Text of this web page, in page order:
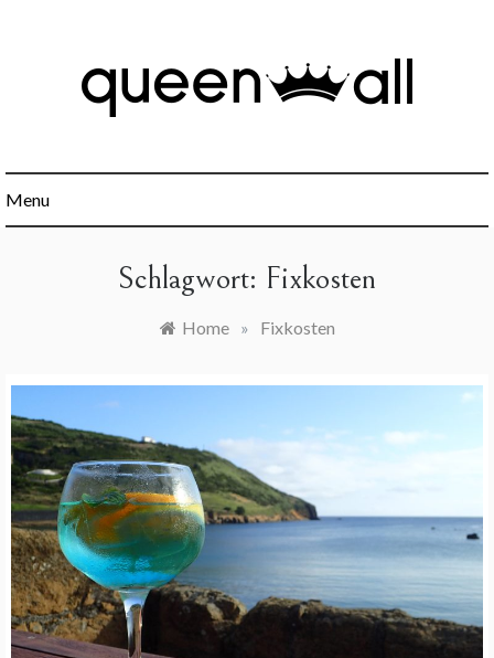
Menu
Schlagwort: Fixkosten
Home » Fixkosten